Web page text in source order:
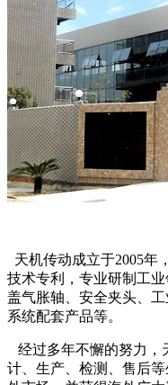
天机传动成立于2005年
技术专利，专业研制工
盖气胀轴、安全夹头、
系统配套产品等。
经过多年不懈的努力，
计、生产、检测、售后